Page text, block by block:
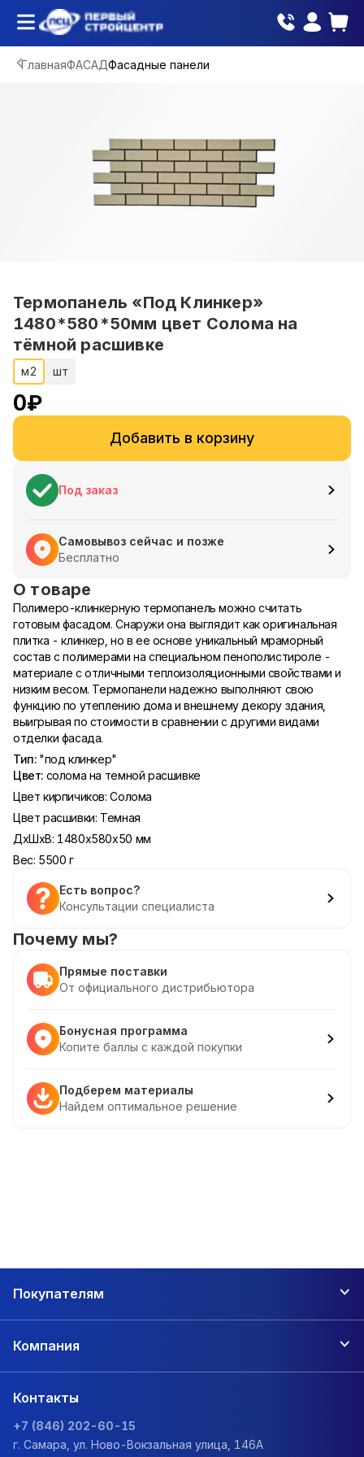
ГлавнаяФАСАДФасадные панели
Термопанель «Под Клинкер»
1480*580*50мм цвет Солома на
тёмной расшивке
м2 шт
0₽
Добавить в корзину
Под заказ
Самовывоз сейчас и позже
Бесплатно
О товаре
Полимеро-клинкерную термопанель можно считать
готовым фасадом. Снаружи она выглядит как оригинальная
плитка - клинкер, но в ее основе уникальный мраморный
состав с полимерами на специальном пенополистироле -
материале с отличными теплоизоляционными свойствами и
низким весом. Термопанели надежно выполняют свою
функцию по утеплению дома и внешнему декору здания,
выигрывая по стоимости в сравнении с другими видами
отделки фасада.
Тип: "под клинкер"
Цвет: солома на темной расшивке
Цвет кирпичиков: Солома
Цвет расшивки: Темная
ДxШxВ: 1480x580x50 мм
Вес: 5500 г
Есть вопрос?
Консультации специалиста
Почему мы?
Прямые поставки
От официального дистрибьютора
Бонусная программа
Копите баллы с каждой покупки
Подберем материалы
Найдем оптимальное решение
Покупателям
Компания
Контакты
+7 (846) 202-60-15
г. Самара, ул. Ново-Вокзальная улица, 146А